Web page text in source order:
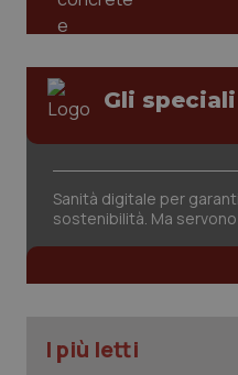
Gli speciali
Sanità digitale per
sostenibilità. Ma
I più letti
tracking-sites-ironfish-
tracking-enable